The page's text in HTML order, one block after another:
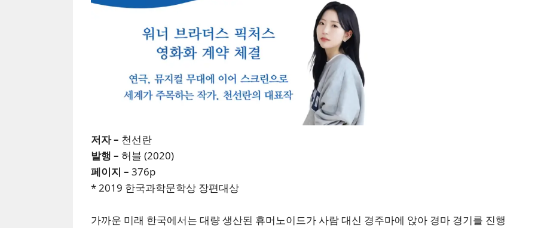
저자 – 천선란
발행 – 허블 (2020)
페이지 – 376p
* 2019 한국과학문학상 장편대상
가까운 미래 한국에서는 대량 생산된 휴머노이드가 사람 대신 경주마에 앉아 경마 경기를 진행